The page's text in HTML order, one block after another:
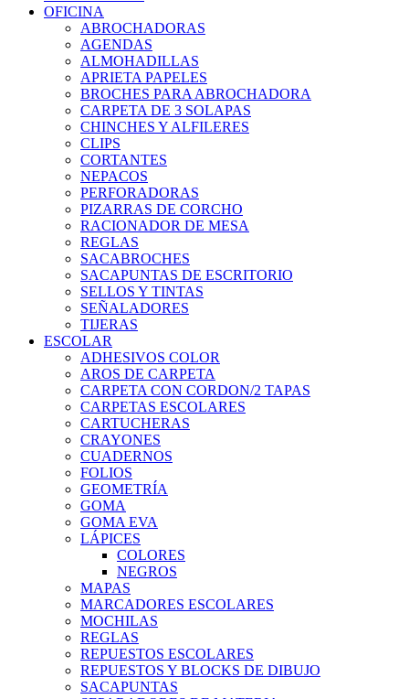
OFICINA
ABROCHADORAS
AGENDAS
ALMOHADILLAS
APRIETA PAPELES
BROCHES PARA ABROCHADORA
CARPETA DE 3 SOLAPAS
CHINCHES Y ALFILERES
CLIPS
CORTANTES
NEPACOS
PERFORADORAS
PIZARRAS DE CORCHO
RACIONADOR DE MESA
REGLAS
SACABROCHES
SACAPUNTAS DE ESCRITORIO
SELLOS Y TINTAS
SEÑALADORES
TIJERAS
ESCOLAR
ADHESIVOS COLOR
AROS DE CARPETA
CARPETA CON CORDON/2 TAPAS
CARPETAS ESCOLARES
CARTUCHERAS
CRAYONES
CUADERNOS
FOLIOS
GEOMETRÍA
GOMA
GOMA EVA
LÁPICES
COLORES
NEGROS
MAPAS
MARCADORES ESCOLARES
MOCHILAS
REGLAS
REPUESTOS ESCOLARES
REPUESTOS Y BLOCKS DE DIBUJO
SACAPUNTAS